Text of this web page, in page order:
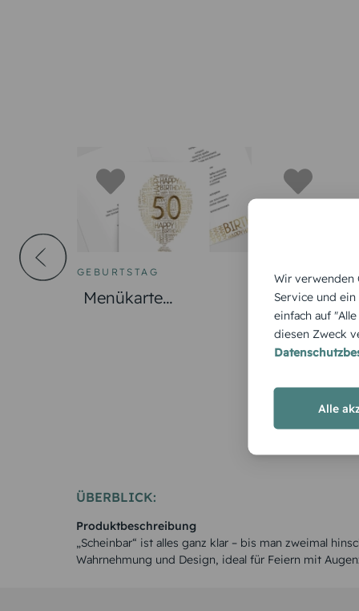
GEBURTSTAG
Menükarte
GEBURTSTAG
Menükarte
ÜBERBLICK:
Produktbeschreibung
„Scheinbar“ ist alles ganz klar – bis man zweimal
Wahrnehmung und Design, ideal für Feiern mit
Wir verwenden
Service und
einfach auf
diesen Zweck
Alle